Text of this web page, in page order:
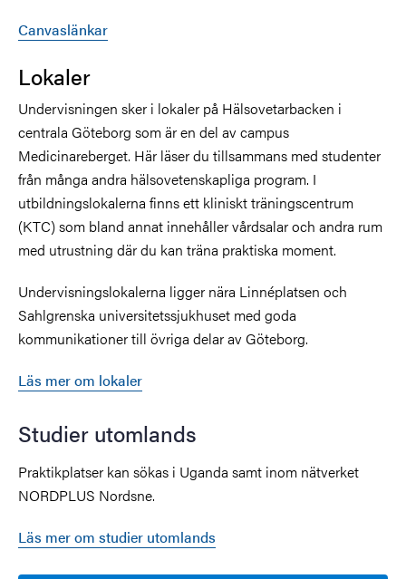
Canvaslänkar
Lokaler
Undervisningen sker i lokaler på Hälsovetarbacken i
centrala Göteborg som är en del av campus
Medicinareberget. Här läser du tillsammans med studenter
från många andra hälsovetenskapliga program. I
utbildningslokalerna finns ett kliniskt träningscentrum
(KTC) som bland annat innehåller vårdsalar och andra rum
med utrustning där du kan träna praktiska moment.
Undervisningslokalerna ligger nära Linnéplatsen och
Sahlgrenska universitetssjukhuset med goda
kommunikationer till övriga delar av Göteborg.
Läs mer om lokaler
Studier utomlands
Praktikplatser kan sökas i Uganda samt inom nätverket
NORDPLUS Nordsne.
Läs mer om studier utomlands